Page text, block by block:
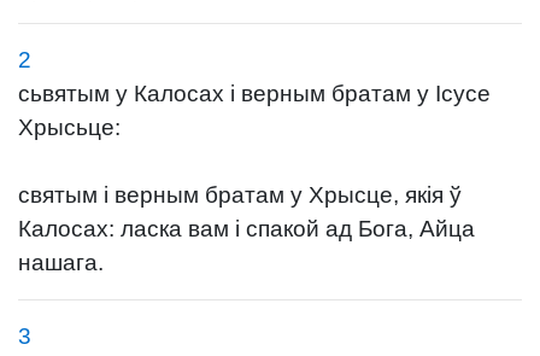
2
сьвятым у Калосах і верным братам у Ісусе
Хрысьце:
святым і верным братам у Хрысце, якія ў
Калосах: ласка вам і спакой ад Бога, Айца
нашага.
3